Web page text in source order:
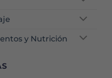
y Nutrición